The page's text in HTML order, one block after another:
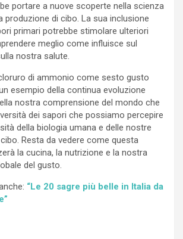
portare a nuove scoperte nella scienza
produzione di cibo. La sua inclusione
primari potrebbe stimolare ulteriori
meglio come influisce sul
nostra salute.
di ammonio come sesto gusto
esempio della continua evoluzione
nostra comprensione del mondo che
dei sapori che possiamo percepire
della biologia umana e delle nostre
Resta da vedere come questa
la cucina, la nutrizione e la nostra
del gusto.
“Le 20 sagre più belle in Italia da